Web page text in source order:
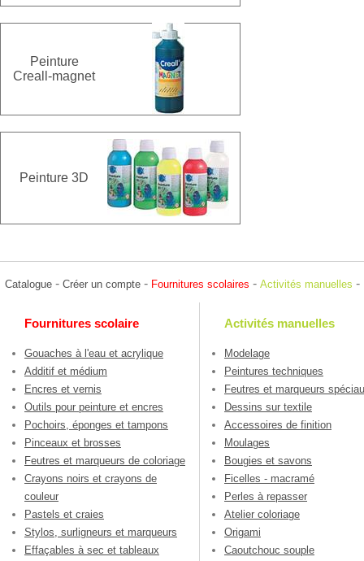
Peinture
Creall-magnet
Peinture 3D
Catalogue - Créer un compte - Fournitures scolaires - Activités manuelles -
Fournitures scolaire
Gouaches à l'eau et acrylique
Additif et médium
Encres et vernis
Outils pour peinture et encres
Pochoirs, éponges et tampons
Pinceaux et brosses
Feutres et marqueurs de coloriage
Crayons noirs et crayons de
couleur
Pastels et craies
Stylos, surligneurs et marqueurs
Effaçables à sec et tableaux
Activités manuelles
Modelage
Peintures techniques
Feutres et marqueurs
Dessins sur textile
Accessoires de finition
Moulages
Bougies et savons
Ficelles - macramé
Perles à repasser
Atelier coloriage
Origami
Caoutchouc souple